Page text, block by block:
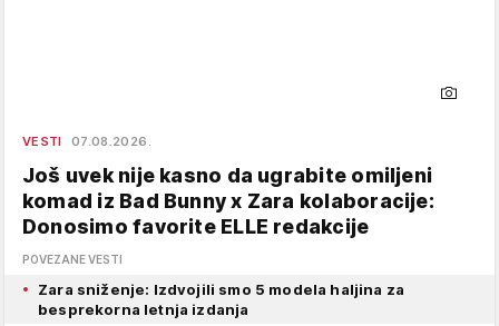
VESTI 07.08.2026.
Još uvek nije kasno da ugrabite omiljeni
komad iz Bad Bunny x Zara kolaboracije:
Donosimo favorite ELLE redakcije
POVEZANE VESTI
Zara sniženje: Izdvojili smo 5 modela haljina za
besprekorna letnja izdanja